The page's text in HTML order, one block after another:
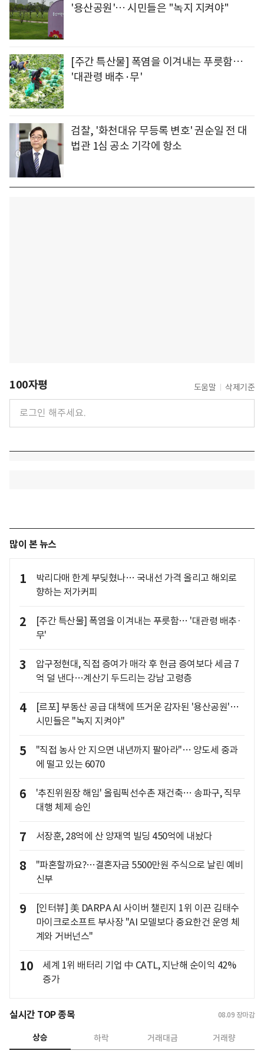
'용산공원'… 시민들은 "녹지 지켜야"
[주간 특산물] 폭염을 이겨내는 푸릇함…
'대관령 배추·무'
검찰, '화천대유 무등록 변호' 권순일 전 대
법관 1심 공소 기각에 항소
100자평 도움말 삭제기준
많이 본 뉴스
1
박리다매 한계 부딪혔나… 국내선 가격 올리고 해외로
향하는 저가커피
2
[주간 특산물] 폭염을 이겨내는 푸릇함… '대관령 배추·
무'
3
압구정현대, 직접 증여가 매각 후 현금 증여보다 세금 7
억 덜 낸다…계산기 두드리는 강남 고령층
4
[르포] 부동산 공급 대책에 뜨거운 감자된 '용산공원'…
시민들은 "녹지 지켜야"
5
"직접 농사 안 지으면 내년까지 팔아라"… 양도세 중과
에 떨고 있는 6070
6
'추진위원장 해임' 올림픽선수촌 재건축… 송파구, 직무
대행 체제 승인
7 서장훈, 28억에 산 양재역 빌딩 450억에 내놨다
8
"파혼할까요?…결혼자금 5500만원 주식으로 날린 예비
신부
9
[인터뷰] 美 DARPA AI 사이버 챌린지 1위 이끈 김태수
마이크로소프트 부사장 "AI 모델보다 중요한건 운영 체
계와 거버넌스"
10
세계 1위 배터리 기업 中 CATL, 지난해 순이익 42%
증가
실시간 TOP 종목 08.09 장마감
상승 하락 거래대금 거래량